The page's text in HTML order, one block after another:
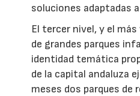
soluciones adaptadas
El tercer nivel, y el
de grandes parques
identidad temática
de la capital andaluza
meses dos parques de